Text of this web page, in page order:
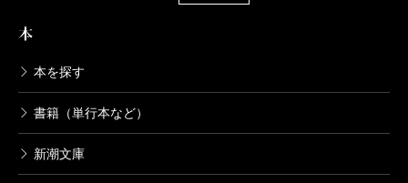
本
本を探す
書籍（単行本など）
新潮文庫